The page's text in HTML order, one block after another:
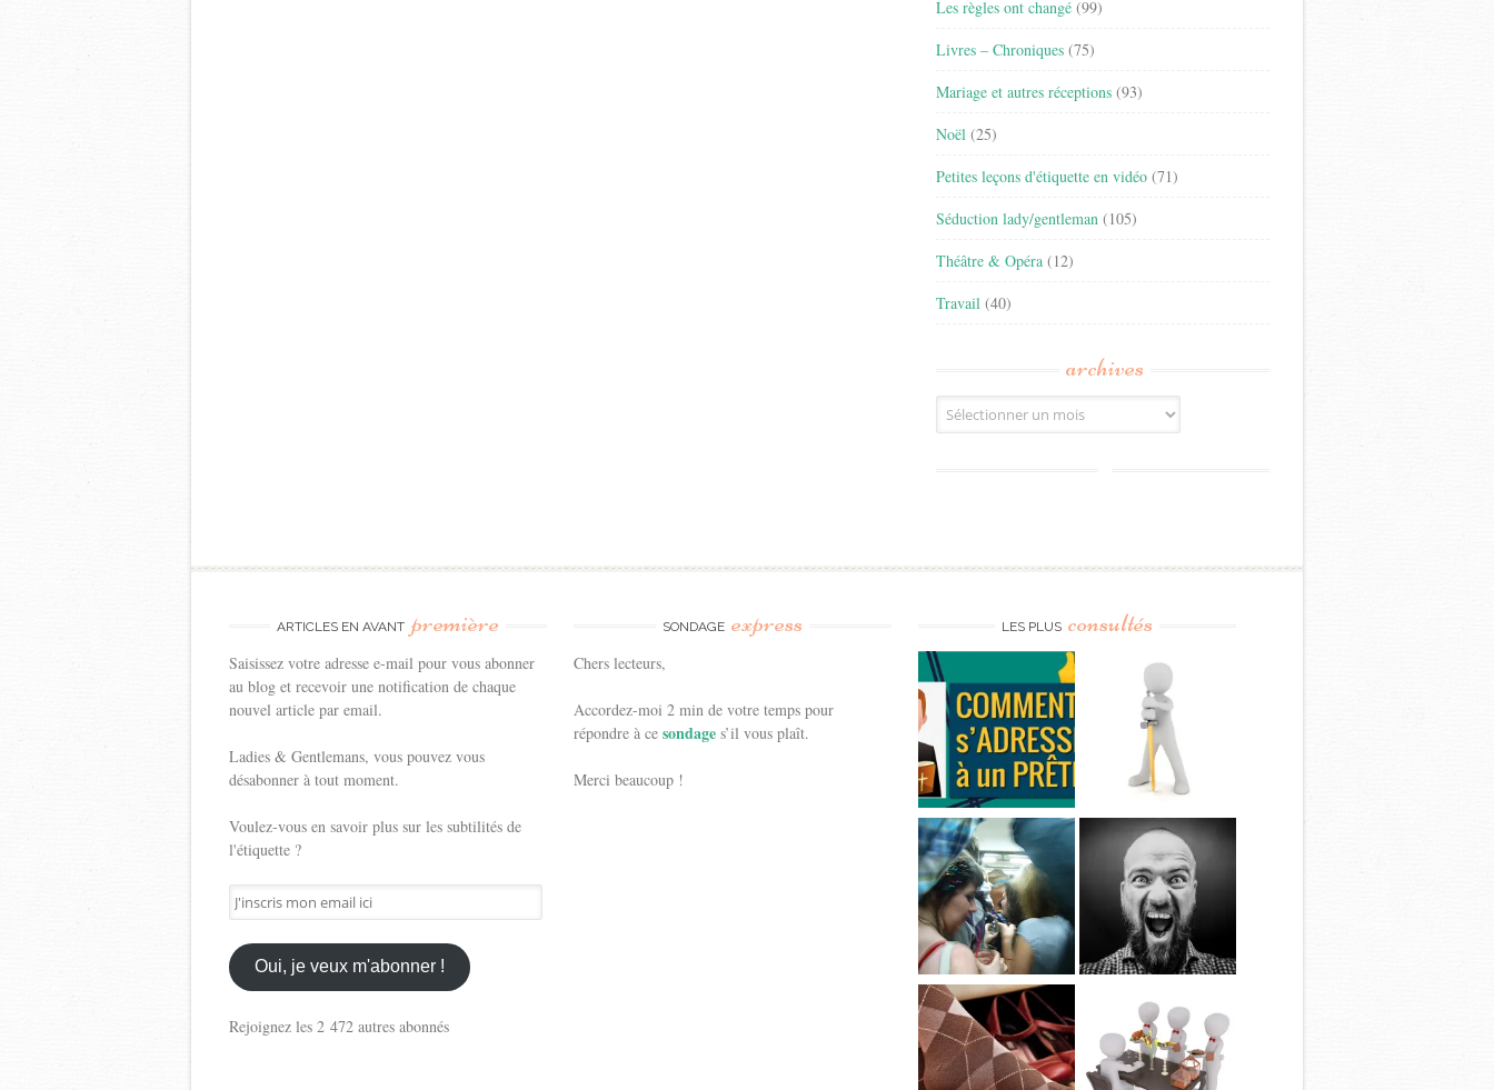
Les règles ont changé (99)
Livres – Chroniques (75)
Mariage et autres réceptions (93)
Noël (25)
Petites leçons d'étiquette en vidéo (71)
Séduction lady/gentleman (105)
Théâtre & Opéra (12)
Travail (40)
archives
Archives
ARTICLES EN AVANT première
Saisissez votre adresse e-mail pour vous abonner
au blog et recevoir une notification de chaque
nouvel article par email.
Ladies & Gentlemans, vous pouvez vous
désabonner à tout moment.
Voulez-vous en savoir plus sur les subtilités de
l'étiquette ?
J'inscris
mon
email
ici
Oui, je veux m'abonner !
Rejoignez les 2 472 autres abonnés
SONDAGE express
Chers lecteurs,
Accordez-moi 2 min de votre temps pour
répondre à cesondages’il vous plaît.
Merci beaucoup !
LES PLUS consultés